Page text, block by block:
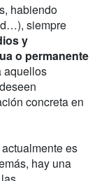
habiendo
siempre
y
o permanente
aquellos
concreta en
es
hay una